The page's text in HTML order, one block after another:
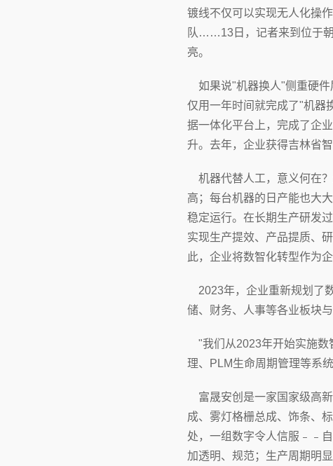
镀线不仅可以实现无人化操
队……13日，记者来到位于
亮。
如果说"机器换人"侧重硬件
仅用一年时间就完成了"机器
据一体化平台上，完成了企
升。去年，企业获得吉林省
机器代替人工，意义何在
高；每台机器的日产能也大
稳定运行。在长期生产研发
实现生产提效、产品提质、
此，企业将数智化转型作为
2023年，企业重新规划了
储、财务、人事等各业板块
"我们从2023年开始实施数
理、PLM生命周期管理等系
富晟安创是一家国家级高
成、雾灯格栅总成、饰条、
处，一组数字令人信服﹣﹣
加透明、规范；生产周期明